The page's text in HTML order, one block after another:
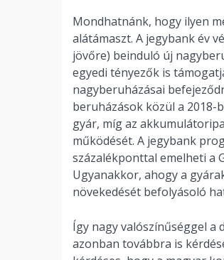
Mondhatnánk, hogy ilyen
alátámaszt. A jegybank év
jövőre) beinduló új
egyedi tényezők is
nagyberuházásai
beruházások közül a 2018-
gyár, míg az
működését. A jegybank
százalékponttal emelheti a
Ugyanakkor, ahogy a
növekedését befolyásoló
Így nagy valószínűséggel a
azonban továbbra is